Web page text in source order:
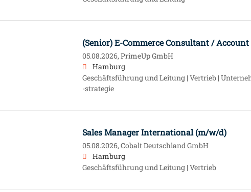
(Senior) E-Commerce Consultant /
05.08.2026, PrimeUp GmbH
Hamburg
Geschäftsführung und Leitung | Vertrieb |
-strategie
Sales Manager International (m/w/d)
05.08.2026, Cobalt Deutschland GmbH
Hamburg
Geschäftsführung und Leitung | Vertrieb